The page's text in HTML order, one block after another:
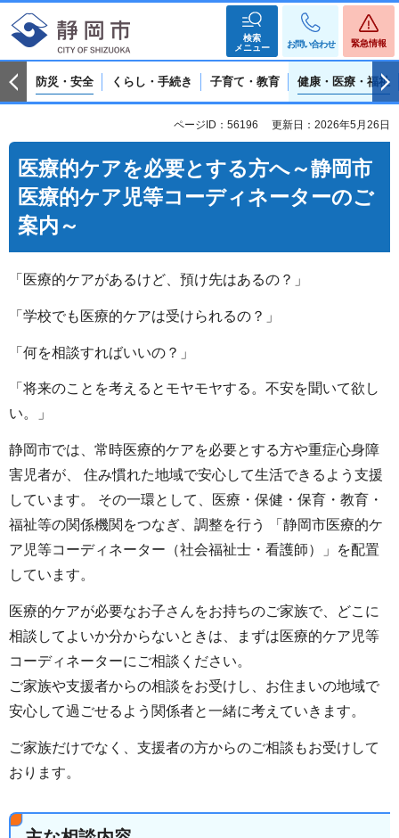
検索
メニュー
お問い合わせ 緊急情報
防災・安全 くらし・手続き 子育て・教育 健康・医療・福祉
ページID：56196 更新日：2026年5月26日
医療的ケアを必要とする方へ～静岡市
医療的ケア児等コーディネーターのご
案内～
「医療的ケアがあるけど、預け先はあるの？」
「学校でも医療的ケアは受けられるの？」
「何を相談すればいいの？」
「将来のことを考えるとモヤモヤする。不安を聞いて欲し
い。」
静岡市では、常時医療的ケアを必要とする方や重症心身障
害児者が、 住み慣れた地域で安心して生活できるよう支援
しています。 その一環として、医療・保健・保育・教育・
福祉等の関係機関をつなぎ、調整を行う 「静岡市医療的ケ
ア児等コーディネーター（社会福祉士・看護師）」を配置
しています。
医療的ケアが必要なお子さんをお持ちのご家族で、どこに
相談してよいか分からないときは、まずは医療的ケア児等
コーディネーターにご相談ください。
ご家族や支援者からの相談をお受けし、お住まいの地域で
安心して過ごせるよう関係者と一緒に考えていきます。
ご家族だけでなく、支援者の方からのご相談もお受けして
おります。